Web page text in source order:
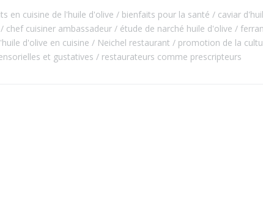
en cuisine de l'huile d'olive
bienfaits pour la santé
caviar
chef cuisiner ambassadeur étude de narché huile d'olive
d'olive en cuisine Neichel restaurant
promotion de la
et gustatives
restaurateurs comme prescripteurs